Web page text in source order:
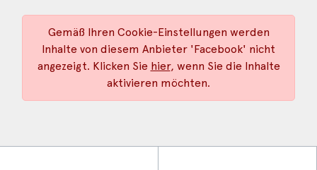
Gemäß Ihren Cookie-Einstellungen werden
Inhalte von diesem Anbieter 'Facebook' nicht
angezeigt. Klicken Sie hier, wenn Sie die Inhalte
aktivieren möchten.